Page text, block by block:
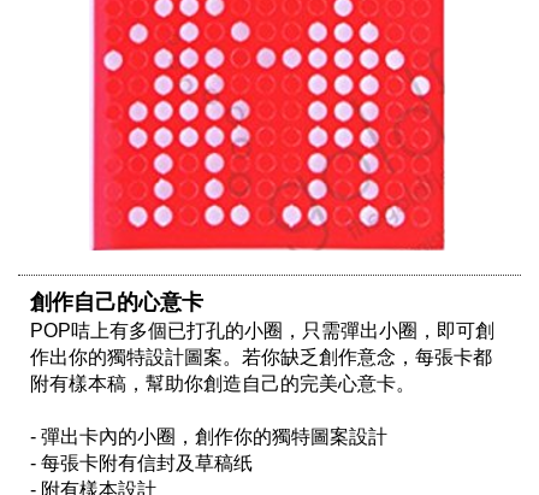
創作自己的心意卡
POP咭上有多個已打孔的小圈，只需彈出小圈，即可創
作出你的獨特設計圖案。若你缺乏創作意念，每張卡都
附有樣本稿，幫助你創造自己的完美心意卡。
- 彈出卡內的小圈，創作你的獨特圖案設計
- 每張卡附有信封及草稿纸
- 附有樣本設計